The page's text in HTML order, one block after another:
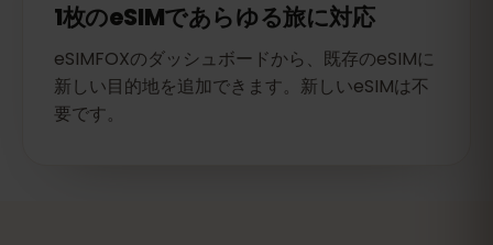
1枚のeSIMであらゆる旅に対応
eSIMFOXのダッシュボードから、既存のeSIMに
新しい目的地を追加できます。新しいeSIMは不
要です。